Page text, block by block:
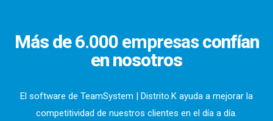
Más de6.000 empresasconfían
en nosotros
El software de TeamSystem | Distrito.K ayuda a mejorar la
competitividad de nuestros clientes en el día a día.